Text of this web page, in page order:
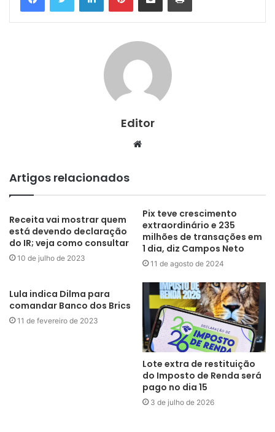
Editor
Website
Artigos relacionados
Receita vai mostrar quem
está devendo declaração
do IR; veja como consultar
10 de julho de 2023
Pix teve crescimento
extraordinário e 235
milhões de transações em
1 dia, diz Campos Neto
11 de agosto de 2024
Lula indica Dilma para
comandar Banco dos Brics
11 de fevereiro de 2023
Lote extra de restituição
do Imposto de Renda será
pago no dia 15
3 de julho de 2026